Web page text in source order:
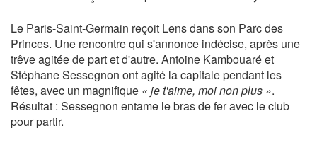
Le Paris-Saint-Germain reçoit Lens dans son Parc des
Princes. Une rencontre qui s'annonce indécise, après une
trêve agitée de part et d'autre. Antoine Kambouaré et
Stéphane Sessegnon ont agité la capitale pendant les
fêtes, avec un magnifique « je t'aime, moi non plus ».
Résultat : Sessegnon entame le bras de fer avec le club
pour partir.